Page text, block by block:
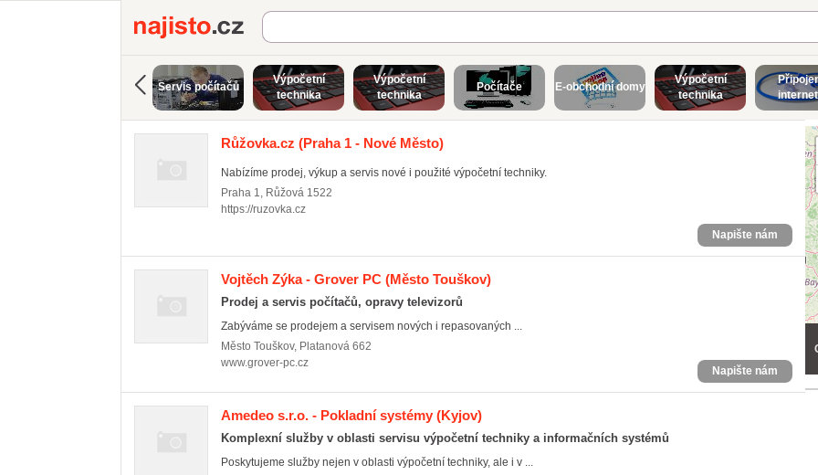
Najisto.cz
Servis počítačů
Výpočetní
technika
Výpočetní
technika
Počítače E-obchodní domy
Výpočetní
technika
Růžovka.cz (Praha 1 - Nové Město)
Nabízíme prodej, výkup a servis nové i použité výpočetní techniky.
Praha 1, Růžová 1522
https://ruzovka.cz
Napište nám
Vojtěch Zýka - Grover PC (Město Touškov)
Prodej a servis počítačů, opravy televizorů
Zabýváme se prodejem a servisem nových i repasovaných ...
Město Touškov, Platanová 662
www.grover-pc.cz
Napište nám
Amedeo s.r.o. - Pokladní systémy (Kyjov)
Komplexní služby v oblasti servisu výpočetní techniky a informačních systémů
Poskytujeme služby nejen v oblasti výpočetní techniky, ale i v ...